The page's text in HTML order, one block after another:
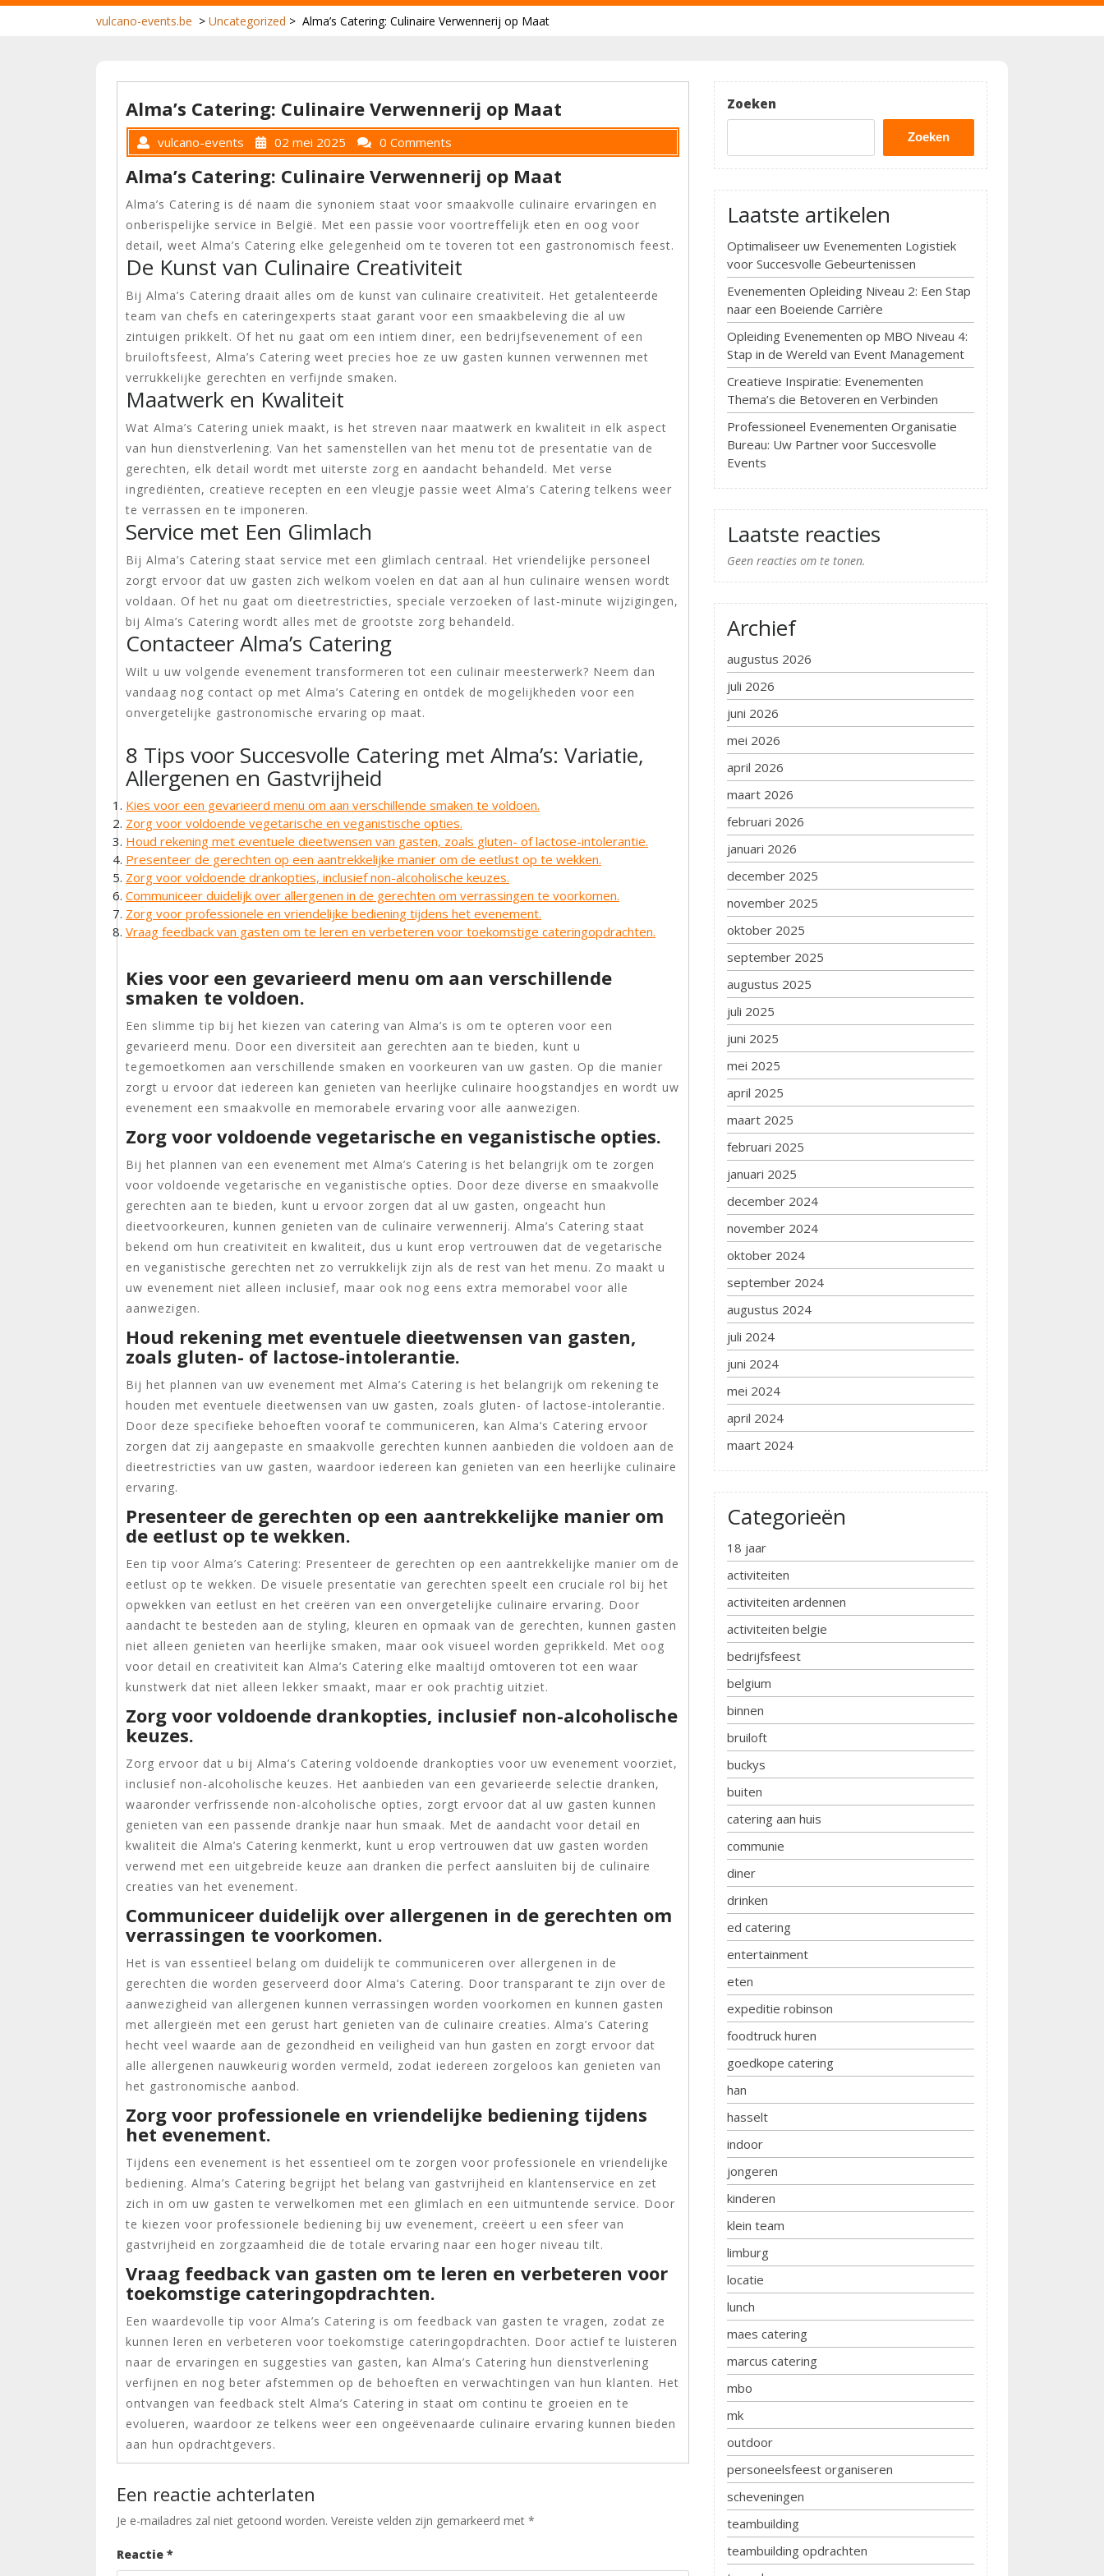
vulcano-events.be > Uncategorized > Alma’s Catering: Culinaire Verwennerij op Maat
Alma’s Catering: Culinaire Verwennerij op Maat
vulcano-events 02 mei 2025 0 Comments
Alma’s Catering: Culinaire Verwennerij op Maat
Alma’s Catering is dé naam die synoniem staat voor smaakvolle culinaire ervaringen en
onberispelijke service in België. Met een passie voor voortreffelijk eten en oog voor
detail, weet Alma’s Catering elke gelegenheid om te toveren tot een gastronomisch feest.
De Kunst van Culinaire Creativiteit
Bij Alma’s Catering draait alles om de kunst van culinaire creativiteit. Het getalenteerde
team van chefs en cateringexperts staat garant voor een smaakbeleving die al uw
zintuigen prikkelt. Of het nu gaat om een intiem diner, een bedrijfsevenement of een
bruiloftsfeest, Alma’s Catering weet precies hoe ze uw gasten kunnen verwennen met
verrukkelijke gerechten en verfijnde smaken.
Maatwerk en Kwaliteit
Wat Alma’s Catering uniek maakt, is het streven naar maatwerk en kwaliteit in elk aspect
van hun dienstverlening. Van het samenstellen van het menu tot de presentatie van de
gerechten, elk detail wordt met uiterste zorg en aandacht behandeld. Met verse
ingrediënten, creatieve recepten en een vleugje passie weet Alma’s Catering telkens weer
te verrassen en te imponeren.
Service met Een Glimlach
Bij Alma’s Catering staat service met een glimlach centraal. Het vriendelijke personeel
zorgt ervoor dat uw gasten zich welkom voelen en dat aan al hun culinaire wensen wordt
voldaan. Of het nu gaat om dieetrestricties, speciale verzoeken of last-minute wijzigingen,
bij Alma’s Catering wordt alles met de grootste zorg behandeld.
Contacteer Alma’s Catering
Wilt u uw volgende evenement transformeren tot een culinair meesterwerk? Neem dan
vandaag nog contact op met Alma’s Catering en ontdek de mogelijkheden voor een
onvergetelijke gastronomische ervaring op maat.
8 Tips voor Succesvolle Catering met Alma’s: Variatie,
Allergenen en Gastvrijheid
Kies voor een gevarieerd menu om aan verschillende smaken te voldoen.
Zorg voor voldoende vegetarische en veganistische opties.
Houd rekening met eventuele dieetwensen van gasten, zoals gluten- of lactose-intolerantie.
Presenteer de gerechten op een aantrekkelijke manier om de eetlust op te wekken.
Zorg voor voldoende drankopties, inclusief non-alcoholische keuzes.
Communiceer duidelijk over allergenen in de gerechten om verrassingen te voorkomen.
Zorg voor professionele en vriendelijke bediening tijdens het evenement.
Vraag feedback van gasten om te leren en verbeteren voor toekomstige cateringopdrachten.
Kies voor een gevarieerd menu om aan verschillende
smaken te voldoen.
Een slimme tip bij het kiezen van catering van Alma’s is om te opteren voor een
gevarieerd menu. Door een diversiteit aan gerechten aan te bieden, kunt u
tegemoetkomen aan verschillende smaken en voorkeuren van uw gasten. Op die manier
zorgt u ervoor dat iedereen kan genieten van heerlijke culinaire hoogstandjes en wordt uw
evenement een smaakvolle en memorabele ervaring voor alle aanwezigen.
Zorg voor voldoende vegetarische en veganistische opties.
Bij het plannen van een evenement met Alma’s Catering is het belangrijk om te zorgen
voor voldoende vegetarische en veganistische opties. Door deze diverse en smaakvolle
gerechten aan te bieden, kunt u ervoor zorgen dat al uw gasten, ongeacht hun
dieetvoorkeuren, kunnen genieten van de culinaire verwennerij. Alma’s Catering staat
bekend om hun creativiteit en kwaliteit, dus u kunt erop vertrouwen dat de vegetarische
en veganistische gerechten net zo verrukkelijk zijn als de rest van het menu. Zo maakt u
uw evenement niet alleen inclusief, maar ook nog eens extra memorabel voor alle
aanwezigen.
Houd rekening met eventuele dieetwensen van gasten,
zoals gluten- of lactose-intolerantie.
Bij het plannen van uw evenement met Alma’s Catering is het belangrijk om rekening te
houden met eventuele dieetwensen van uw gasten, zoals gluten- of lactose-intolerantie.
Door deze specifieke behoeften vooraf te communiceren, kan Alma’s Catering ervoor
zorgen dat zij aangepaste en smaakvolle gerechten kunnen aanbieden die voldoen aan de
dieetrestricties van uw gasten, waardoor iedereen kan genieten van een heerlijke culinaire
ervaring.
Presenteer de gerechten op een aantrekkelijke manier om
de eetlust op te wekken.
Een tip voor Alma’s Catering: Presenteer de gerechten op een aantrekkelijke manier om de
eetlust op te wekken. De visuele presentatie van gerechten speelt een cruciale rol bij het
opwekken van eetlust en het creëren van een onvergetelijke culinaire ervaring. Door
aandacht te besteden aan de styling, kleuren en opmaak van de gerechten, kunnen gasten
niet alleen genieten van heerlijke smaken, maar ook visueel worden geprikkeld. Met oog
voor detail en creativiteit kan Alma’s Catering elke maaltijd omtoveren tot een waar
kunstwerk dat niet alleen lekker smaakt, maar er ook prachtig uitziet.
Zorg voor voldoende drankopties, inclusief non-alcoholische
keuzes.
Zorg ervoor dat u bij Alma’s Catering voldoende drankopties voor uw evenement voorziet,
inclusief non-alcoholische keuzes. Het aanbieden van een gevarieerde selectie dranken,
waaronder verfrissende non-alcoholische opties, zorgt ervoor dat al uw gasten kunnen
genieten van een passende drankje naar hun smaak. Met de aandacht voor detail en
kwaliteit die Alma’s Catering kenmerkt, kunt u erop vertrouwen dat uw gasten worden
verwend met een uitgebreide keuze aan dranken die perfect aansluiten bij de culinaire
creaties van het evenement.
Communiceer duidelijk over allergenen in de gerechten om
verrassingen te voorkomen.
Het is van essentieel belang om duidelijk te communiceren over allergenen in de
gerechten die worden geserveerd door Alma’s Catering. Door transparant te zijn over de
aanwezigheid van allergenen kunnen verrassingen worden voorkomen en kunnen gasten
met allergieën met een gerust hart genieten van de culinaire creaties. Alma’s Catering
hecht veel waarde aan de gezondheid en veiligheid van hun gasten en zorgt ervoor dat
alle allergenen nauwkeurig worden vermeld, zodat iedereen zorgeloos kan genieten van
het gastronomische aanbod.
Zorg voor professionele en vriendelijke bediening tijdens
het evenement.
Tijdens een evenement is het essentieel om te zorgen voor professionele en vriendelijke
bediening. Alma’s Catering begrijpt het belang van gastvrijheid en klantenservice en zet
zich in om uw gasten te verwelkomen met een glimlach en een uitmuntende service. Door
te kiezen voor professionele bediening bij uw evenement, creëert u een sfeer van
gastvrijheid en zorgzaamheid die de totale ervaring naar een hoger niveau tilt.
Vraag feedback van gasten om te leren en verbeteren voor
toekomstige cateringopdrachten.
Een waardevolle tip voor Alma’s Catering is om feedback van gasten te vragen, zodat ze
kunnen leren en verbeteren voor toekomstige cateringopdrachten. Door actief te luisteren
naar de ervaringen en suggesties van gasten, kan Alma’s Catering hun dienstverlening
verfijnen en nog beter afstemmen op de behoeften en verwachtingen van hun klanten. Het
ontvangen van feedback stelt Alma’s Catering in staat om continu te groeien en te
evolueren, waardoor ze telkens weer een ongeëvenaarde culinaire ervaring kunnen bieden
aan hun opdrachtgevers.
Een reactie achterlaten
Je e-mailadres zal niet getoond worden. Vereiste velden zijn gemarkeerd met *
Reactie *
Zoeken
Zoeken
Laatste artikelen
Optimaliseer uw Evenementen Logistiek
voor Succesvolle Gebeurtenissen
Evenementen Opleiding Niveau 2: Een Stap
naar een Boeiende Carrière
Opleiding Evenementen op MBO Niveau 4:
Stap in de Wereld van Event Management
Creatieve Inspiratie: Evenementen
Thema’s die Betoveren en Verbinden
Professioneel Evenementen Organisatie
Bureau: Uw Partner voor Succesvolle
Events
Laatste reacties
Geen reacties om te tonen.
Archief
augustus 2026
juli 2026
juni 2026
mei 2026
april 2026
maart 2026
februari 2026
januari 2026
december 2025
november 2025
oktober 2025
september 2025
augustus 2025
juli 2025
juni 2025
mei 2025
april 2025
maart 2025
februari 2025
januari 2025
december 2024
november 2024
oktober 2024
september 2024
augustus 2024
juli 2024
juni 2024
mei 2024
april 2024
maart 2024
Categorieën
18 jaar
activiteiten
activiteiten ardennen
activiteiten belgie
bedrijfsfeest
belgium
binnen
bruiloft
buckys
buiten
catering aan huis
communie
diner
drinken
ed catering
entertainment
eten
expeditie robinson
foodtruck huren
goedkope catering
han
hasselt
indoor
jongeren
kinderen
klein team
limburg
locatie
lunch
maes catering
marcus catering
mbo
mk
outdoor
personeelsfeest organiseren
scheveningen
teambuilding
teambuilding opdrachten